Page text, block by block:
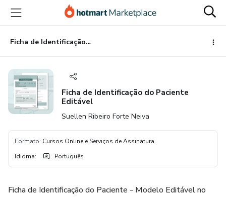
para
conteúdo
principal
para
pagamento
para
rodapé
Ficha de Identificação do Paciente Editável
Ficha de Identificação do Paciente
Editável
Suellen Ribeiro Forte Neiva
Formato: Cursos Online e Serviços de Assinatura
Idioma: Português
Ficha de Identificação do Paciente - Modelo Editável no